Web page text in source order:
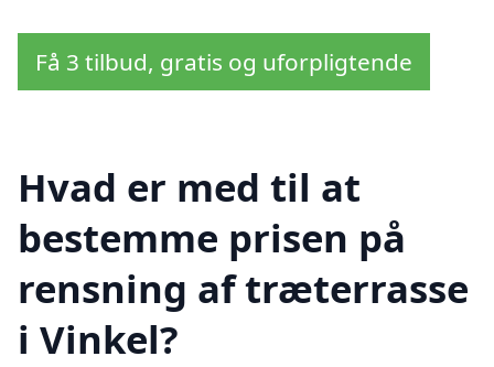
Få 3 tilbud, gratis og uforpligtende
Hvad er med til at
bestemme prisen på
rensning af træterrasse
i Vinkel?